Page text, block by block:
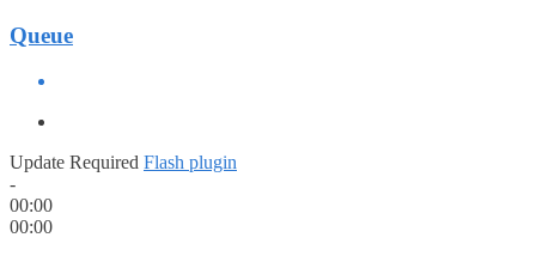
Queue
Update Required Flash plugin
-
00:00
00:00